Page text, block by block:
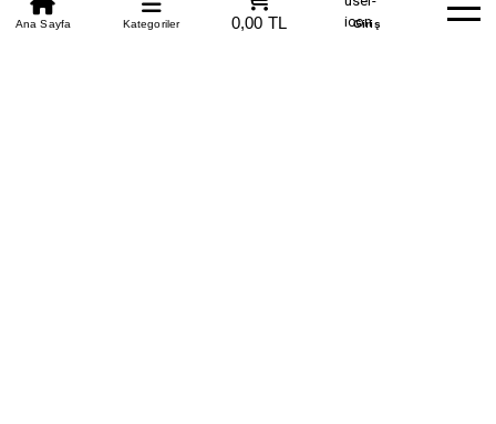
0850 305 09 70
Beden Tablosu Banka Hesapları Whatsapp Yardım
Ana Sayfa Kategoriler 0,00 TL Giriş